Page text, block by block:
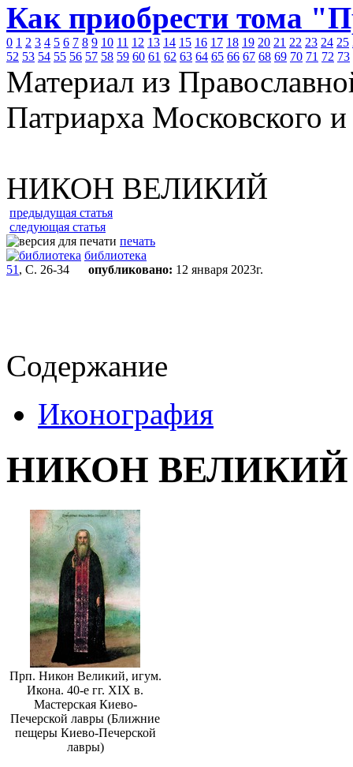
Как приобрести тома
0 1 2 3 4 5 6 7 8 9 10 11 12 13 14 15 16 17 18 19 20 21 22 23 24 25
52 53 54 55 56 57 58 59 60 61 62 63 64 65 66 67 68 69 70 71 72 73
Материал из
Патриарха Московского
НИКОН ВЕЛИКИЙ
предыдущая статья
следующая статья
печать
библиотека
51 , С. 26-34 опубликовано: 12 января 2023г.
Содержание
Иконография
НИКОН ВЕЛИКИЙ
Прп. Никон Великий, игум.
Икона. 40-е гг. XIX в.
Мастерская Киево-
Печерской лавры (Ближние
пещеры Киево-Печерской
лавры)